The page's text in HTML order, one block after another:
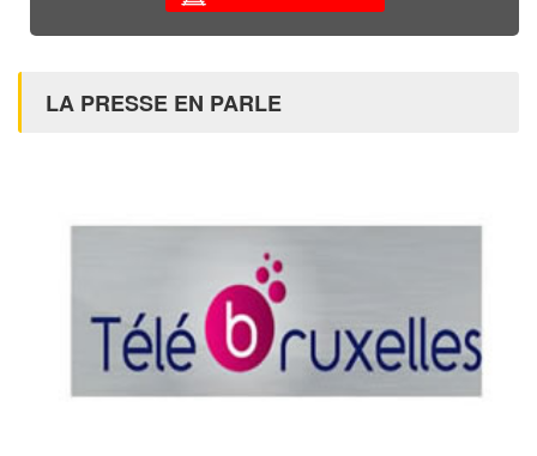
LA PRESSE EN PARLE